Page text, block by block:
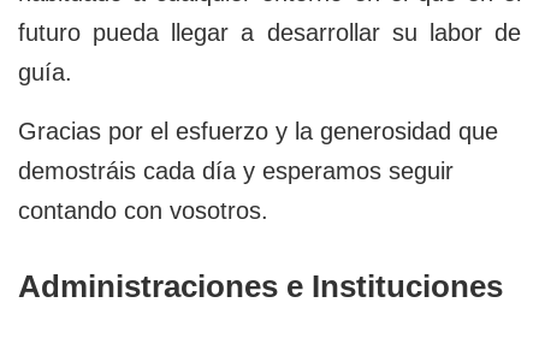
futuro pueda llegar a desarrollar su labor de
guía.
Gracias por el esfuerzo y la generosidad que
demostráis cada día y esperamos seguir
contando con vosotros.
Administraciones e Instituciones